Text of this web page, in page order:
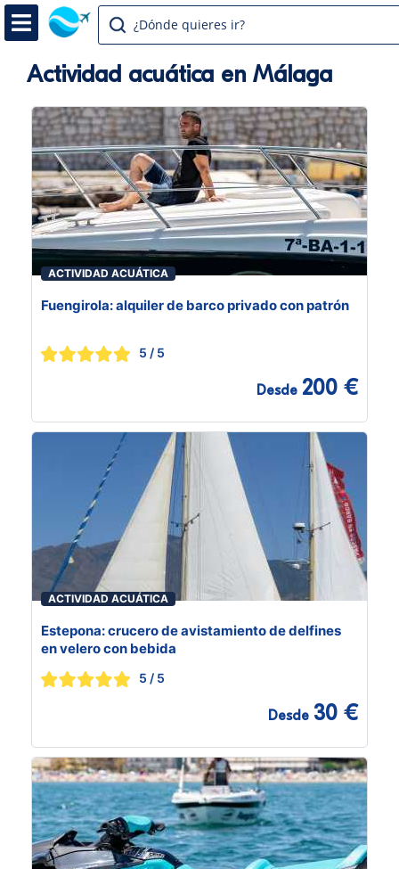
¿Dónde quieres ir?
Actividad acuática en Málaga
ACTIVIDAD ACUÁTICA
Fuengirola: alquiler de barco privado con patrón
5 / 5
Desde 200 €
ACTIVIDAD ACUÁTICA
Estepona: crucero de avistamiento de delfines
en velero con bebida
5 / 5
Desde 30 €